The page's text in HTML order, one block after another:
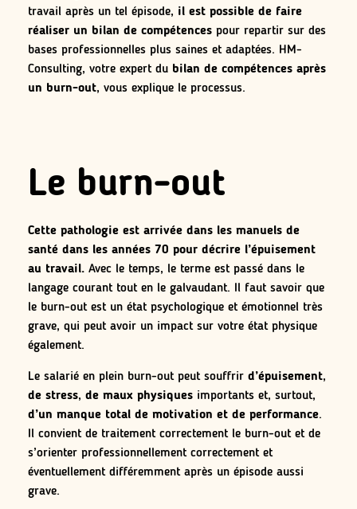
travail après un tel épisode, il est possible de faire
réaliser un bilan de compétences pour repartir sur des
bases professionnelles plus saines et adaptées. HM-
Consulting, votre expert du bilan de compétences après
un burn-out, vous explique le processus.
Le burn-out
Cette pathologie est arrivée dans les manuels de
santé dans les années 70 pour décrire l’épuisement
au travail. Avec le temps, le terme est passé dans le
langage courant tout en le galvaudant. Il faut savoir que
le burn-out est un état psychologique et émotionnel très
grave, qui peut avoir un impact sur votre état physique
également.
Le salarié en plein burn-out peut souffrir d’épuisement,
de stress, de maux physiques importants et, surtout,
d’un manque total de motivation et de performance.
Il convient de traitement correctement le burn-out et de
s’orienter professionnellement correctement et
éventuellement différemment après un épisode aussi
grave.